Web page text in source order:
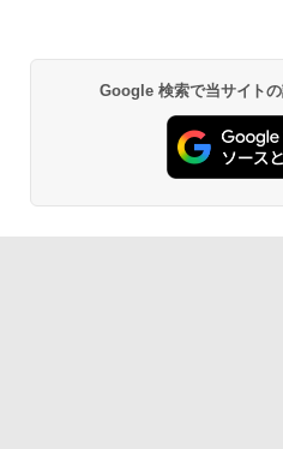
Google 検索で当サイト